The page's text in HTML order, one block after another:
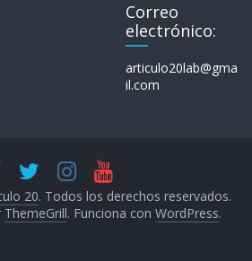
Correo
electrónico:
articulo20lab@gma
il.com
20. Todos los derechos reservados.
ThemeGrill. Funciona conWordPress.